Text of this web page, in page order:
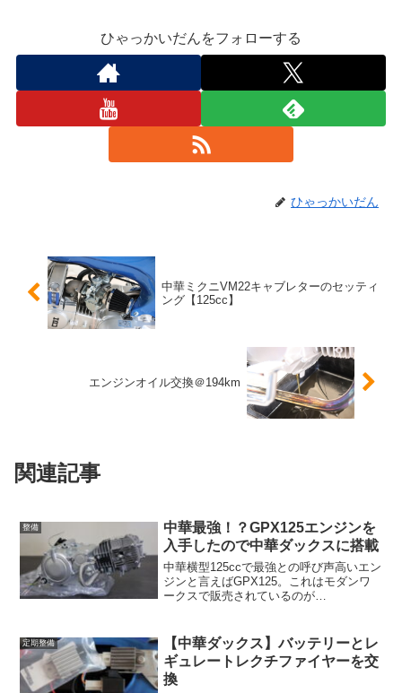
ひゃっかいだんをフォローする
ひゃっかいだん
中華ミクニVM22キャブレターのセッティ
ング【125cc】
エンジンオイル交換＠194km
関連記事
整備
中華最強！？GPX125エンジンを
入手したので中華ダックスに搭載
中華横型125ccで最強との呼び声高いエン
ジンと言えばGPX125。これはモダンワ
ークスで販売されているのが
型」という名前になっている。本当の名
前はZongshen...
定期整備
【中華ダックス】バッテリーとレ
ギュレートレクチファイヤーを交
換